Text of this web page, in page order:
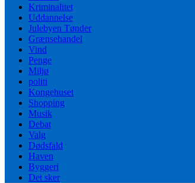
Kriminalitet
Uddannelse
Julebyen Tønder
Grænsehandel
Vind
Penge
Miljø
politi
Kongehuset
Shopping
Musik
Debat
Valg
Dødsfald
Haven
Byggeri
Det sker